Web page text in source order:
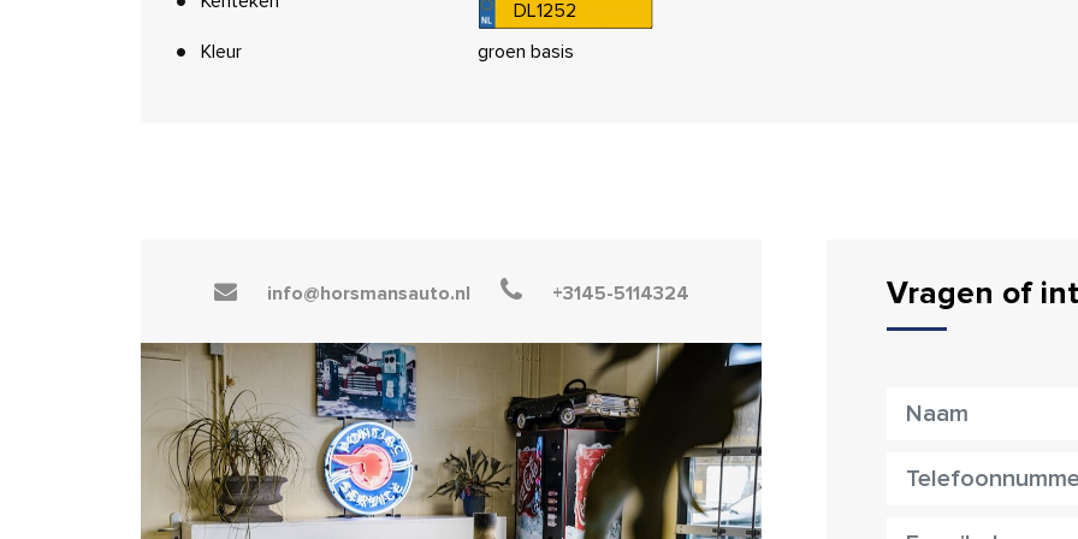
DL1252
Kleur
groen basis
info@horsmansauto.nl +3145-5114324 Vragen of